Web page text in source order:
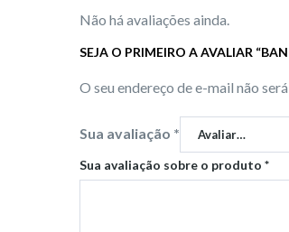
Não há avaliações ainda.
SEJA O PRIMEIRO A AVALIAR
O seu endereço de e-mail não
Sua avaliação *
Sua avaliação sobre o produto *